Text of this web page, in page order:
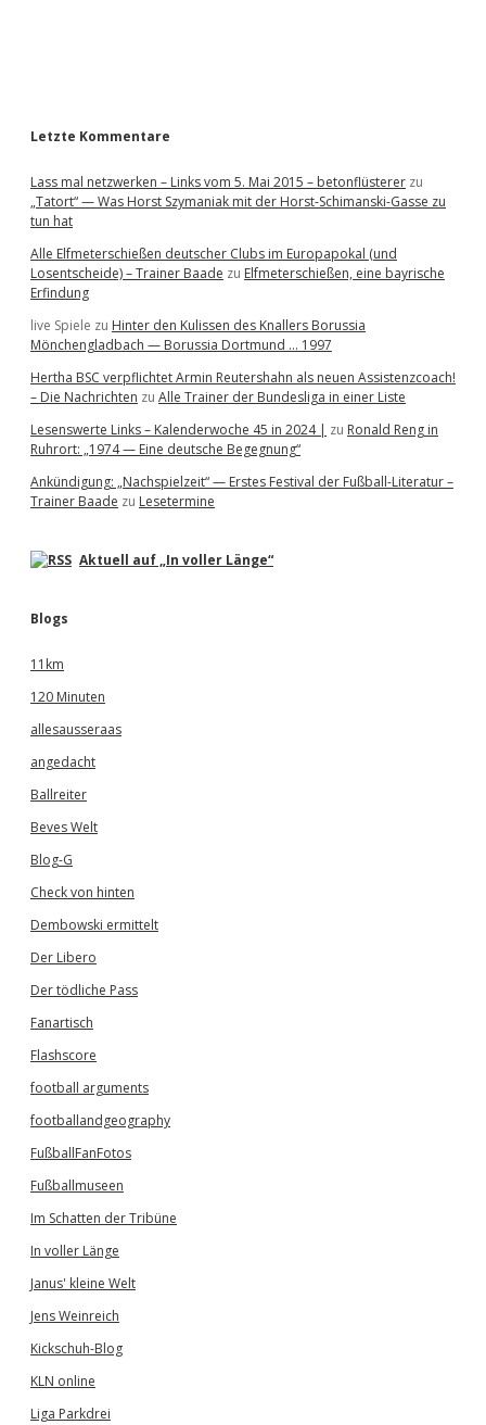
Letzte Kommentare
Lass mal netzwerken – Links vom 5. Mai 2015 – betonflüsterer zu
„Tatort“ — Was Horst Szymaniak mit der Horst-Schimanski-Gasse zu
tun hat
Alle Elfmeterschießen deutscher Clubs im Europapokal (und
Losentscheide) – Trainer Baade zu Elfmeterschießen, eine bayrische
Erfindung
live Spiele zu Hinter den Kulissen des Knallers Borussia
Mönchengladbach — Borussia Dortmund … 1997
Hertha BSC verpflichtet Armin Reutershahn als neuen Assistenzcoach!
– Die Nachrichten zu Alle Trainer der Bundesliga in einer Liste
Lesenswerte Links – Kalenderwoche 45 in 2024 | zu Ronald Reng in
Ruhrort: „1974 — Eine deutsche Begegnung“
Ankündigung: „Nachspielzeit“ — Erstes Festival der Fußball-Literatur –
Trainer Baade zu Lesetermine
Aktuell auf „In voller Länge“
Blogs
11km
120 Minuten
allesausseraas
angedacht
Ballreiter
Beves Welt
Blog-G
Check von hinten
Dembowski ermittelt
Der Libero
Der tödliche Pass
Fanartisch
Flashscore
football arguments
footballandgeography
FußballFanFotos
Fußballmuseen
Im Schatten der Tribüne
In voller Länge
Janus' kleine Welt
Jens Weinreich
Kickschuh-Blog
KLN online
Liga Parkdrei